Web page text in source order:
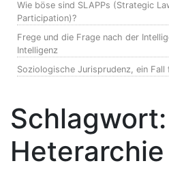
Wie böse sind SLAPPs (Strategic
Participation)?
Frege und die Frage nach der
Intelligenz
Soziologische Jurisprudenz, ein
Schlagwort:
Heterarchie